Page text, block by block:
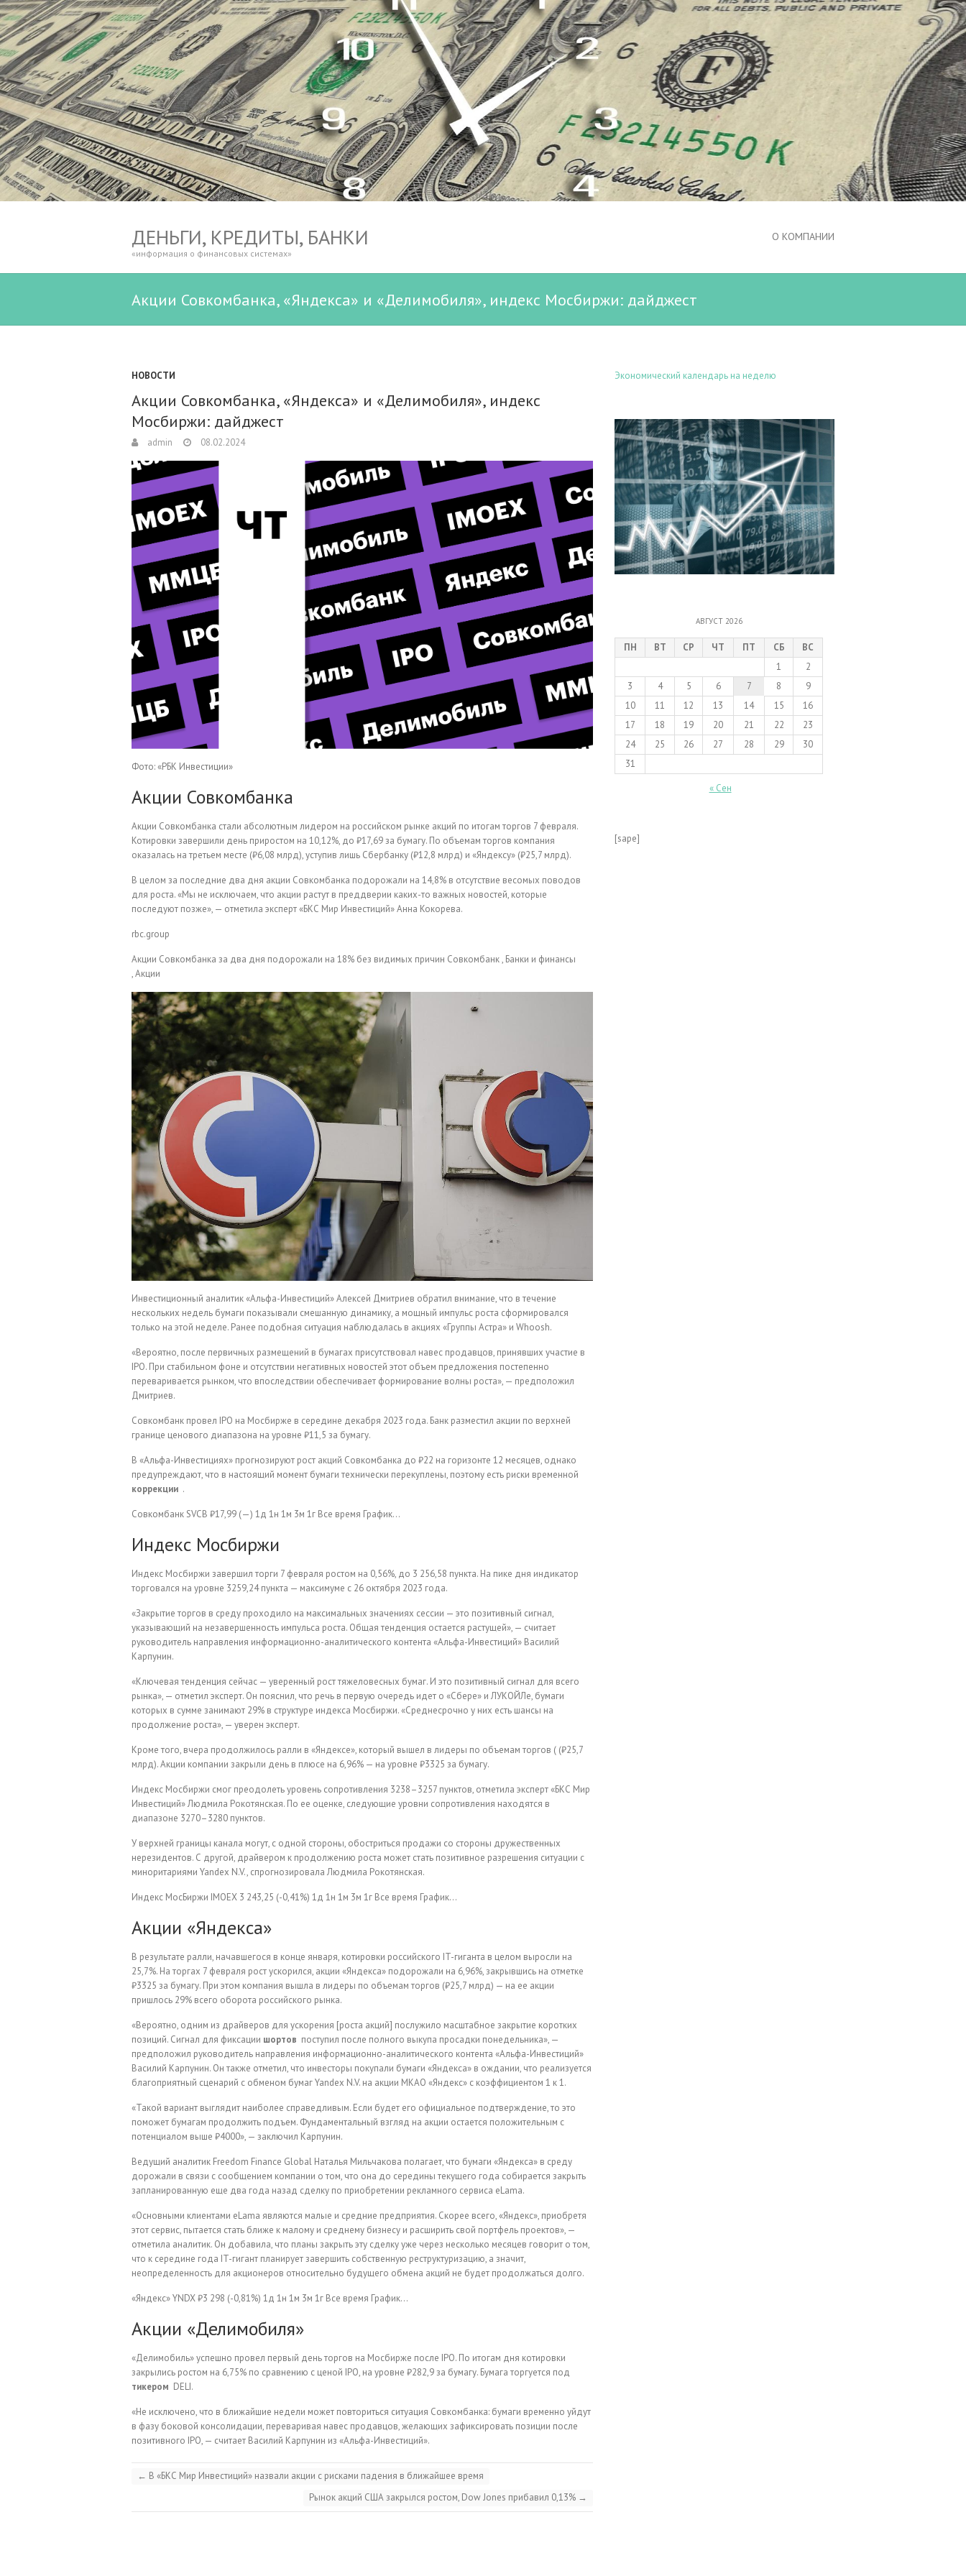
ДЕНЬГИ, КРЕДИТЫ, БАНКИ
«информация о финансовых системах»
О КОМПАНИИ
Акции Совкомбанка, «Яндекса» и «Делимобиля», индекс Мосбиржи: дайджест
НОВОСТИ
Акции Совкомбанка, «Яндекса» и «Делимобиля», индекс
Мосбиржи: дайджест
admin 08.02.2024
Фото: «РБК Инвестиции»
Акции Совкомбанка
Акции Совкомбанка стали абсолютным лидером на российском рынке акций по итогам торгов 7 февраля.
Котировки завершили день приростом на 10,12%, до ₽17,69 за бумагу. По объемам торгов компания
оказалась на третьем месте (₽6,08 млрд), уступив лишь Сбербанку (₽12,8 млрд) и «Яндексу» (₽25,7 млрд).
В целом за последние два дня акции Совкомбанка подорожали на 14,8% в отсутствие весомых поводов
для роста. «Мы не исключаем, что акции растут в преддверии каких-то важных новостей, которые
последуют позже», — отметила эксперт «БКС Мир Инвестиций» Анна Кокорева.
rbc.group
Акции Совкомбанка за два дня подорожали на 18% без видимых причин Совкомбанк , Банки и финансы
, Акции
Инвестиционный аналитик «Альфа-Инвестиций» Алексей Дмитриев обратил внимание, что в течение
нескольких недель бумаги показывали смешанную динамику, а мощный импульс роста сформировался
только на этой неделе. Ранее подобная ситуация наблюдалась в акциях «Группы Астра» и Whoosh.
«Вероятно, после первичных размещений в бумагах присутствовал навес продавцов, принявших участие в
IPO. При стабильном фоне и отсутствии негативных новостей этот объем предложения постепенно
переваривается рынком, что впоследствии обеспечивает формирование волны роста», — предположил
Дмитриев.
Совкомбанк провел IPO на Мосбирже в середине декабря 2023 года. Банк разместил акции по верхней
границе ценового диапазона на уровне ₽11,5 за бумагу.
В «Альфа-Инвестициях» прогнозируют рост акций Совкомбанка до ₽22 на горизонте 12 месяцев, однако
предупреждают, что в настоящий момент бумаги технически перекуплены, поэтому есть риски временной
коррекции .
Совкомбанк SVCB ₽17,99 (—) 1д 1н 1м 3м 1г Все время График…
Индекс Мосбиржи
Индекс Мосбиржи завершил торги 7 февраля ростом на 0,56%, до 3 256,58 пункта. На пике дня индикатор
торговался на уровне 3259,24 пункта — максимуме с 26 октября 2023 года.
«Закрытие торгов в среду проходило на максимальных значениях сессии — это позитивный сигнал,
указывающий на незавершенность импульса роста. Общая тенденция остается растущей», — считает
руководитель направления информационно-аналитического контента «Альфа-Инвестиций» Василий
Карпунин.
«Ключевая тенденция сейчас — уверенный рост тяжеловесных бумаг. И это позитивный сигнал для всего
рынка», — отметил эксперт. Он пояснил, что речь в первую очередь идет о «Сбере» и ЛУКОЙЛе, бумаги
которых в сумме занимают 29% в структуре индекса Мосбиржи. «Среднесрочно у них есть шансы на
продолжение роста», — уверен эксперт.
Кроме того, вчера продолжилось ралли в «Яндексе», который вышел в лидеры по объемам торгов ( (₽25,7
млрд). Акции компании закрыли день в плюсе на 6,96% — на уровне ₽3325 за бумагу.
Индекс Мосбиржи смог преодолеть уровень сопротивления 3238–3257 пунктов, отметила эксперт «БКС Мир
Инвестиций» Людмила Рокотянская. По ее оценке, следующие уровни сопротивления находятся в
диапазоне 3270–3280 пунктов.
У верхней границы канала могут, с одной стороны, обостриться продажи со стороны дружественных
нерезидентов. С другой, драйвером к продолжению роста может стать позитивное разрешения ситуации с
миноритариями Yandex N.V., спрогнозировала Людмила Рокотянская.
Индекс МосБиржи IMOEX 3 243,25 (-0,41%) 1д 1н 1м 3м 1г Все время График…
Акции «Яндекса»
В результате ралли, начавшегося в конце января, котировки российского IT-гиганта в целом выросли на
25,7%. На торгах 7 февраля рост ускорился, акции «Яндекса» подорожали на 6,96%, закрывшись на отметке
₽3325 за бумагу. При этом компания вышла в лидеры по объемам торгов (₽25,7 млрд) — на ее акции
пришлось 29% всего оборота российского рынка.
«Вероятно, одним из драйверов для ускорения [роста акций] послужило масштабное закрытие коротких
позиций. Сигнал для фиксации шортов поступил после полного выкупа просадки понедельника», —
предположил руководитель направления информационно-аналитического контента «Альфа-Инвестиций»
Василий Карпунин. Он также отметил, что инвесторы покупали бумаги «Яндекса» в ождании, что реализуется
благоприятный сценарий с обменом бумаг Yandex N.V. на акции МКАО «Яндекс» с коэффициентом 1 к 1.
«Такой вариант выглядит наиболее справедливым. Если будет его официальное подтверждение, то это
поможет бумагам продолжить подъем. Фундаментальный взгляд на акции остается положительным с
потенциалом выше ₽4000», — заключил Карпунин.
Ведущий аналитик Freedom Finance Global Наталья Мильчакова полагает, что бумаги «Яндекса» в среду
дорожали в связи с сообщением компании о том, что она до середины текущего года собирается закрыть
запланированную еще два года назад сделку по приобретении рекламного сервиса eLama.
«Основными клиентами eLama являются малые и средние предприятия. Скорее всего, «Яндекс», приобретя
этот сервис, пытается стать ближе к малому и среднему бизнесу и расширить свой портфель проектов», —
отметила аналитик. Он добавила, что планы закрыть эту сделку уже через несколько месяцев говорит о том,
что к середине года IT-гигант планирует завершить собственную реструктуризацию, а значит,
неопределенность для акционеров относительно будущего обмена акций не будет продолжаться долго.
«Яндекс»YNDX₽3 298 (-0,81%) 1д 1н 1м 3м 1г Все время График…
Акции «Делимобиля»
«Делимобиль» успешно провел первый день торгов на Мосбирже после IPO. По итогам дня котировки
закрылись ростом на 6,75% по сравнению с ценой IPO, на уровне ₽282,9 за бумагу. Бумага торгуется под
тикером DELI.
«Не исключено, что в ближайшие недели может повториться ситуация Совкомбанка: бумаги временно уйдут
в фазу боковой консолидации, переваривая навес продавцов, желающих зафиксировать позиции после
позитивного IPO, — считает Василий Карпунин из «Альфа-Инвестиций».
← В «БКС Мир Инвестиций» назвали акции с рисками падения в ближайшее время
Рынок акций США закрылся ростом, Dow Jones прибавил 0,13% →
Экономический календарь на неделю
АВГУСТ 2026
ПН ВТ СР ЧТ ПТ СБ
ВС
1
2
3
4 5 6 7 8
9
10
11 12 13 14 15
16
17
18 19 20 21 22
23
24
25 26 27 28 29
30
31
« Сен
[sape]